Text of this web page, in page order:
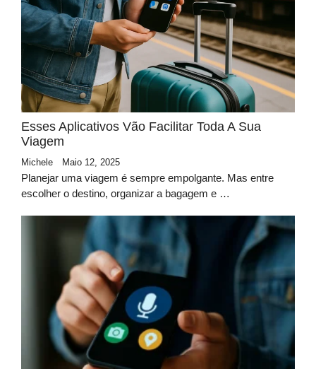
Esses Aplicativos Vão Facilitar Toda A Sua
Viagem
Michele Maio 12, 2025
Planejar uma viagem é sempre empolgante. Mas entre
escolher o destino, organizar a bagagem e …